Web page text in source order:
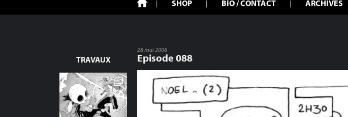
SHOP BIO / CONTACT ARCHIVES
TRAVAUX
28 mai 2006
Episode 088